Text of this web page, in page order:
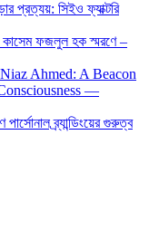
প্রত্যয়: সিইও ফ্যাক্টরি
কাসেম ফজলুল হক স্মরণে –
Ahmed: A Beacon
—
ব্র্যান্ডিংয়ের গুরুত্ব